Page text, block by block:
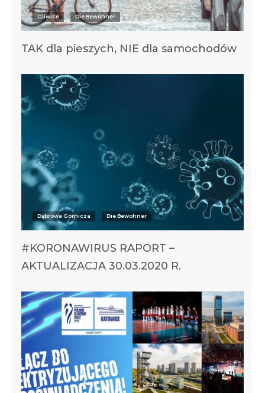
Gliwice Die Bewohner
TAK dla pieszych, NIE dla samochodów
Dąbrowa Górnicza Die Bewohner
#KORONAWIRUS RAPORT –
AKTUALIZACJA 30.03.2020 R.